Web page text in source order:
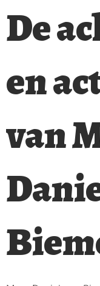
De
en
van